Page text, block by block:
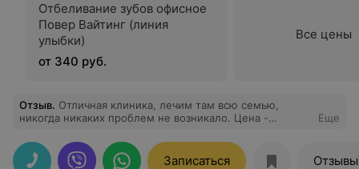
Отбеливание зубов офисное
Повер Вайтинг (линия
улыбки)
от 340 руб.
Все цены
Отзыв. Отличная клиника, лечим там всю семью,
никогда никаких проблем не возникало. Цена -
поменяли давно.
Еще
Записаться Отзывы